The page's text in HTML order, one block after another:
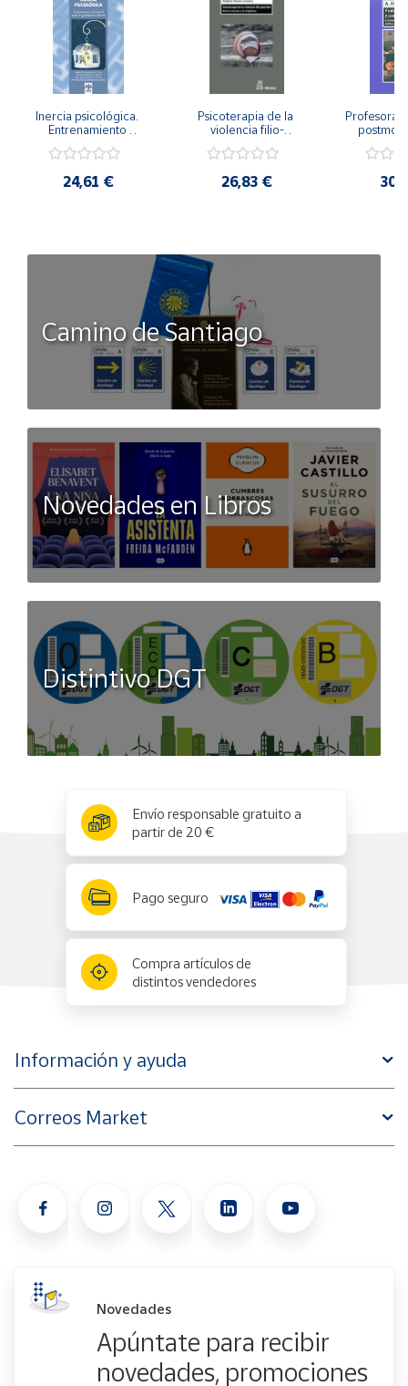
Inercia psicológica.
Entrenamiento
Igualdad de Género.
24,61 €
Psicoterapia de la
violencia filio-
secreto y la
26,83 €
Camino de Santiago
Novedades en Libros
Distintivo DGT
Envío responsable gratuito a
partir de 20 €
Pago seguro
Compra artículos de
distintos vendedores
Información y ayuda
Correos Market
Novedades
Apúntate para recibir
novedades, promociones